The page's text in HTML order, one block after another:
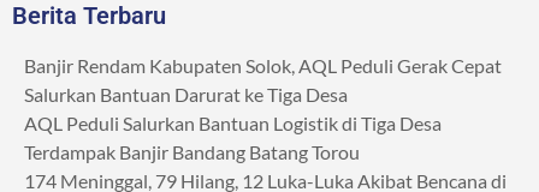
Berita Terbaru
Banjir Rendam Kabupaten Solok, AQL Peduli Gerak Cepat
Salurkan Bantuan Darurat ke Tiga Desa
AQL Peduli Salurkan Bantuan Logistik di Tiga Desa
Terdampak Banjir Bandang Batang Torou
174 Meninggal, 79 Hilang, 12 Luka-Luka Akibat Bencana di